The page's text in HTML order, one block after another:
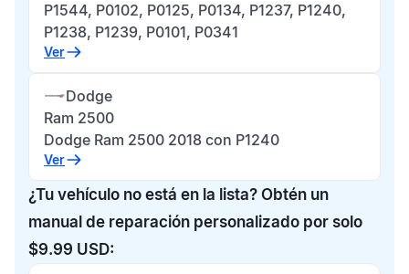
P1544, P0102, P0125, P0134, P1237, P1240,
P1238, P1239, P0101, P0341
Ver
Dodge
Ram 2500
Dodge Ram 2500 2018 con P1240
Ver
¿Tu vehículo no está en la lista? Obtén un
manual de reparación personalizado por solo
$9.99 USD: